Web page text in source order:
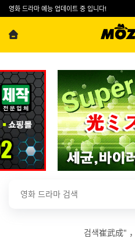
영화 드라마 예능 업데이트 중 입니다!
검색崔武成" ，